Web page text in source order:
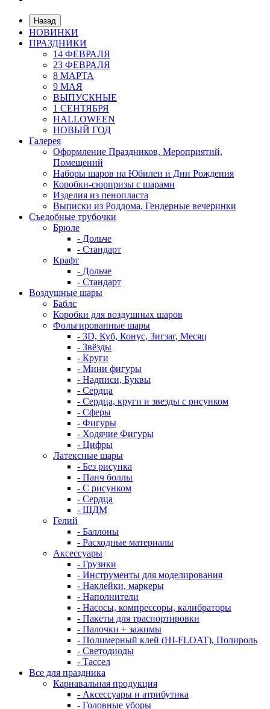
Назад
НОВИНКИ
ПРАЗДНИКИ
14 ФЕВРАЛЯ
23 ФЕВРАЛЯ
8 МАРТА
9 МАЯ
ВЫПУСКНЫЕ
1 СЕНТЯБРЯ
HALLOWEEN
НОВЫЙ ГОД
Галерея
Оформление Праздников, Мероприятий,
Помещений
Наборы шаров на Юбилеи и Дни Рождения
Коробки-сюрпризы с шарами
Изделия из пенопласта
Выписки из Роддома, Гендерные вечеринки
Съедобные трубочки
Брюле
- Дольче
- Стандарт
Крафт
- Дольче
- Стандарт
Воздушные шары
Баблс
Коробки для воздушных шаров
Фольгированные шары
- 3D, Куб, Конус, Зигзаг, Месяц
- Звёзды
- Круги
- Мини фигуры
- Надписи, Буквы
- Сердца
- Сердца, круги и звезды с рисунком
- Сферы
- Фигуры
- Ходячие Фигуры
- Цифры
Латексные шары
- Без рисунка
- Панч боллы
- С рисунком
- Сердца
- ШДМ
Гелий
- Баллоны
- Расходные материалы
Аксессуары
- Грузики
- Инструменты для моделирования
- Наклейки, маркеры
- Наполнители
- Насосы, компрессоры, калибраторы
- Пакеты для траспортировки
- Палочки + зажимы
- Полимерный клей (HI-FLOAT), Полироль
- Светодиоды
- Тассел
Все для праздника
Карнавальная продукция
- Аксессуары и атрибутика
- Головные уборы